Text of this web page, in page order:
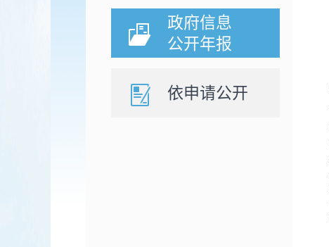
政府信息
公开年报
依申请公开